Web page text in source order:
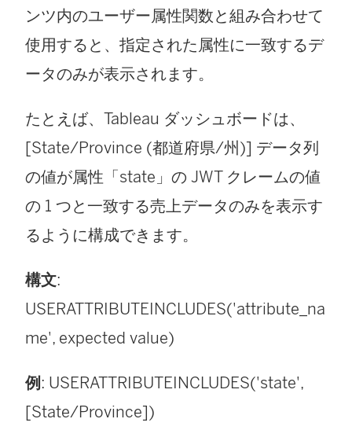
ンツ内のユーザー属性関数と組み合わせて
使用すると、指定された属性に一致するデ
ータのみが表示されます。
たとえば、Tableau ダッシュボードは、
[State/Province (都道府県/州)] データ列
の値が属性「state」の JWT クレームの値
の 1 つと一致する売上データのみを表示す
るように構成できます。
構文:
USERATTRIBUTEINCLUDES('attribute_na
me', expected value)
例: USERATTRIBUTEINCLUDES('state',
[State/Province])